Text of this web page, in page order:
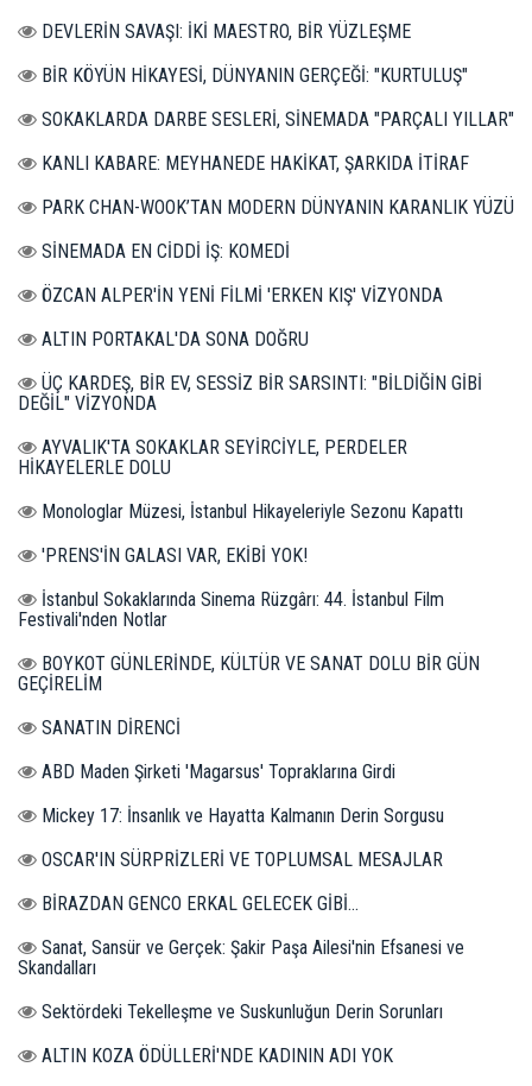
DEVLERİN SAVAŞI: İKİ MAESTRO, BİR YÜZLEŞME
BİR KÖYÜN HİKAYESİ, DÜNYANIN GERÇEĞİ: "KURTULUŞ"
SOKAKLARDA DARBE SESLERİ, SİNEMADA "PARÇALI YILLAR"
KANLI KABARE: MEYHANEDE HAKİKAT, ŞARKIDA İTİRAF
PARK CHAN-WOOK’TAN MODERN DÜNYANIN KARANLIK YÜZÜ
SİNEMADA EN CİDDİ İŞ: KOMEDİ
ÖZCAN ALPER'İN YENİ FİLMİ 'ERKEN KIŞ' VİZYONDA
ALTIN PORTAKAL'DA SONA DOĞRU
ÜÇ KARDEŞ, BİR EV, SESSİZ BİR SARSINTI: "BİLDİĞİN GİBİ
DEĞİL" VİZYONDA
AYVALIK'TA SOKAKLAR SEYİRCİYLE, PERDELER
HİKAYELERLE DOLU
Monologlar Müzesi, İstanbul Hikayeleriyle Sezonu Kapattı
'PRENS'İN GALASI VAR, EKİBİ YOK!
İstanbul Sokaklarında Sinema Rüzgârı: 44. İstanbul Film
Festivali'nden Notlar
BOYKOT GÜNLERİNDE, KÜLTÜR VE SANAT DOLU BİR GÜN
GEÇİRELİM
SANATIN DİRENCİ
ABD Maden Şirketi 'Magarsus' Topraklarına Girdi
Mickey 17: İnsanlık ve Hayatta Kalmanın Derin Sorgusu
OSCAR'IN SÜRPRİZLERİ VE TOPLUMSAL MESAJLAR
BİRAZDAN GENCO ERKAL GELECEK GİBİ...
Sanat, Sansür ve Gerçek: Şakir Paşa Ailesi'nin Efsanesi ve
Skandalları
Sektördeki Tekelleşme ve Suskunluğun Derin Sorunları
ALTIN KOZA ÖDÜLLERİ'NDE KADININ ADI YOK